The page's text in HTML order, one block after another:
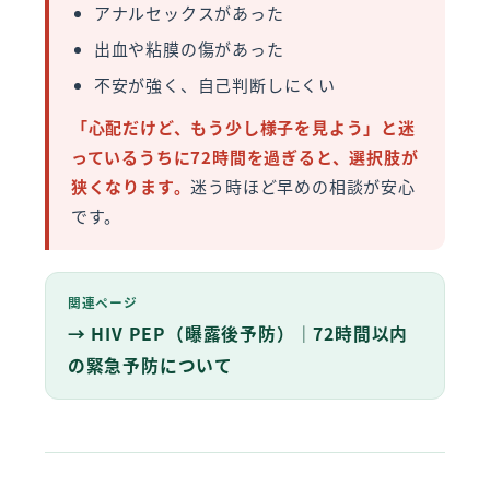
アナルセックスがあった
出血や粘膜の傷があった
不安が強く、自己判断しにくい
「心配だけど、もう少し様子を見よう」と迷
っているうちに72時間を過ぎると、選択肢が
狭くなります。迷う時ほど早めの相談が安心
です。
関連ページ
→ HIV PEP（曝露後予防）｜72時間以内
の緊急予防について